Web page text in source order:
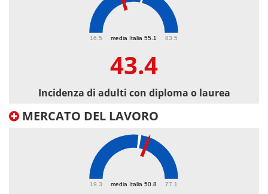
media Italia 55.1
16.5 83.5
43.4
Incidenza di adulti con diploma o laurea
MERCATO DEL LAVORO
media Italia 50.8
19.3 77.1